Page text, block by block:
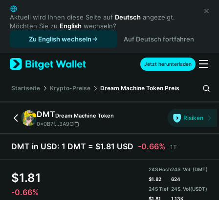
English
日本語
Tiếng Việt
Русский
Español (Latinoamérica)
Türkçe
Français
Deutsch
简体中文
繁體中文
Português (Portugal)
Bahasa Indonesia
ภาษาไทย
Español
Aktuell wird Ihnen diese Seite auf Deutsch angezeigt.
Möchten Sie zu English wechseln?
Zu English wechseln
Auf Deutsch fortfahren
Jetzt herunterladen
Startseite Krypto-Preise Dream Machine Token Preis
DMTDream Machine Token
0x0B7f...3A9C
Risiken
DMT in USD: 1 DMT = $1.81 USD -0.66% 1T
$1.81
-0.66%
24S Hoch
$1.82
24S Tief
$1.81
24S. Vol. (DMT)
624
24S. Vol(USDT)
1.13K